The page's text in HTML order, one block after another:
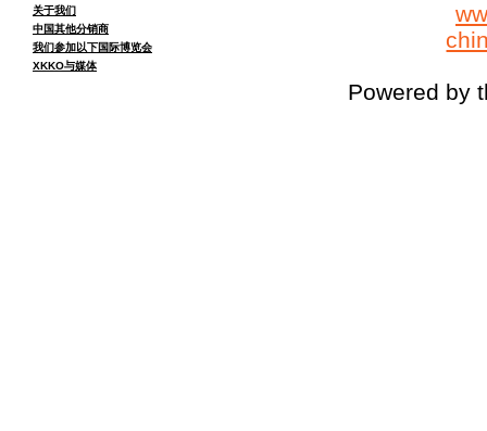
关于我们
中国其他分销商
我们参加以下国际博览会
XKKO与媒体
Powered by